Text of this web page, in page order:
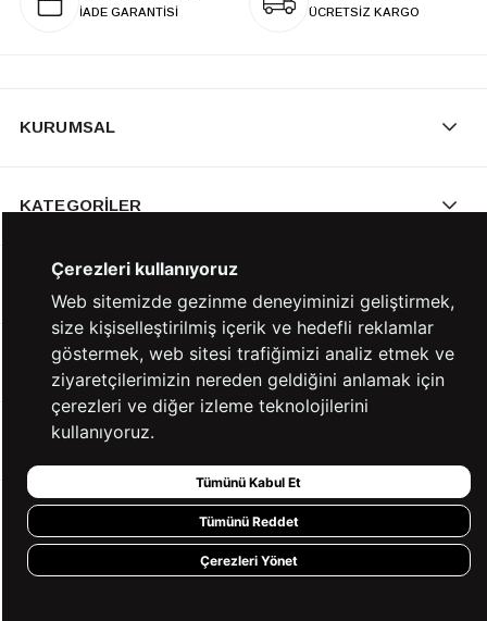
İADE GARANTİSİ
ÜCRETSİZ KARGO
KURUMSAL
KATEGORİLER
YARDIM
BİZE ULAŞIN
HIZLI ERİŞİM
KVKK ve GİZLİLİK
BİZİ TAKİP ET
Çerezleri kullanıyoruz
Web sitemizde gezinme deneyiminizi geliştirmek,
size kişiselleştirilmiş içerik ve hedefli reklamlar
göstermek, web sitesi trafiğimizi analiz etmek ve
ziyaretçilerimizin nereden geldiğini anlamak için
çerezleri ve diğer izleme teknolojilerini
kullanıyoruz.
Tümünü Kabul Et
Tümünü Reddet
Çerezleri Yönet